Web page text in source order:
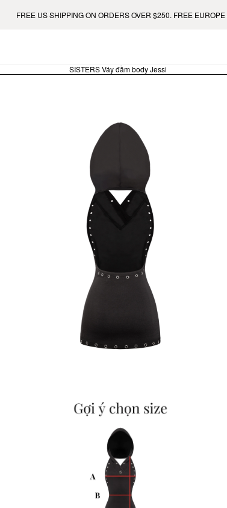
FREE US SHIPPING ON ORDERS OVER $250. FREE EUROPE
SISTERS Váy đầm body Jessi